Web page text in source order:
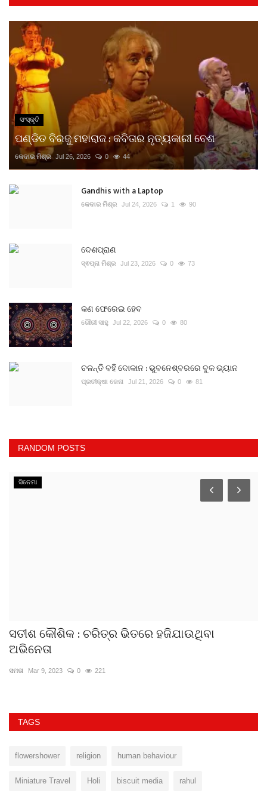
ସଂସ୍କୃତି
ପଣ୍ଡିତ ବିରଜୁ ମହାରାଜ : କବିତାର ନୃତ୍ୟକାରୀ ବେଶ
କେଦାର ମିଶ୍ର Jul 26, 2026 0 44
Gandhis with a Laptop
କେଦାର ମିଶ୍ର Jul 24, 2026 1 90
ଦେଶପ୍ରାଣ
ସ୍ଵପ୍ନା ମିଶ୍ର Jul 23, 2026 0 73
କଣ ଫେରେଇ ହେବ
ଗୌରୀ ସାହୁ Jul 22, 2026 0 80
ଚଳନ୍ତି ବହି ଦୋକାନ : ଭୁବନେଶ୍ବରରେ ବୁକ ଭ୍ୟାନ
ପ୍ରତୀକ୍ଷା ଜେନା Jul 21, 2026 0 81
RANDOM POSTS
ସିନେମା
ସତୀଶ କୌଶିକ : ଚରିତ୍ର ଭିତରେ ହଜିଯାଉଥିବା
ଅଭିନେତା
ସମତା Mar 9, 2023 0 221
TAGS
flowershower religion human behaviour
Miniature Travel Holi biscuit media rahul